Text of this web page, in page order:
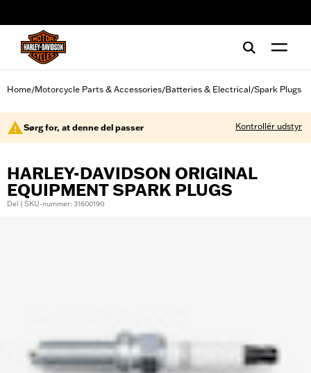
Home/Motorcycle Parts & Accessories/Batteries & Electrical/Spark Plugs
Sørg for, at denne del passer Kontrollér udstyr
HARLEY-DAVIDSON ORIGINAL
EQUIPMENT SPARK PLUGS
Del | SKU-nummer: 31600190